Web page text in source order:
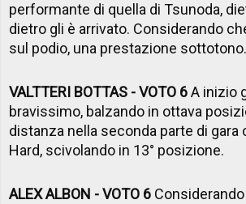
performante di quella di Tsunoda,
dietro gli è arrivato. Considerando
sul podio, una prestazione sottotono.
VALTTERI BOTTAS - VOTO 6A inizio
bravissimo, balzando in ottava
distanza nella seconda parte di gara
Hard, scivolando in 13° posizione.
ALEX ALBON - VOTO 6